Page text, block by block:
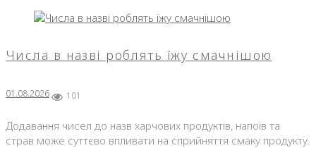
Числа в назві роблять їжу смачнішою
01.08.2026 101
Додавання чисел до назв харчових продуктів, напоїв та
страв може суттєво впливати на сприйняття смаку продукту.